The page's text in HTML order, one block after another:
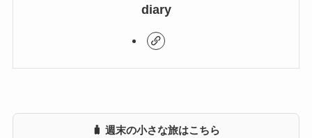
diary
🧳 週末の小さな旅はこちら